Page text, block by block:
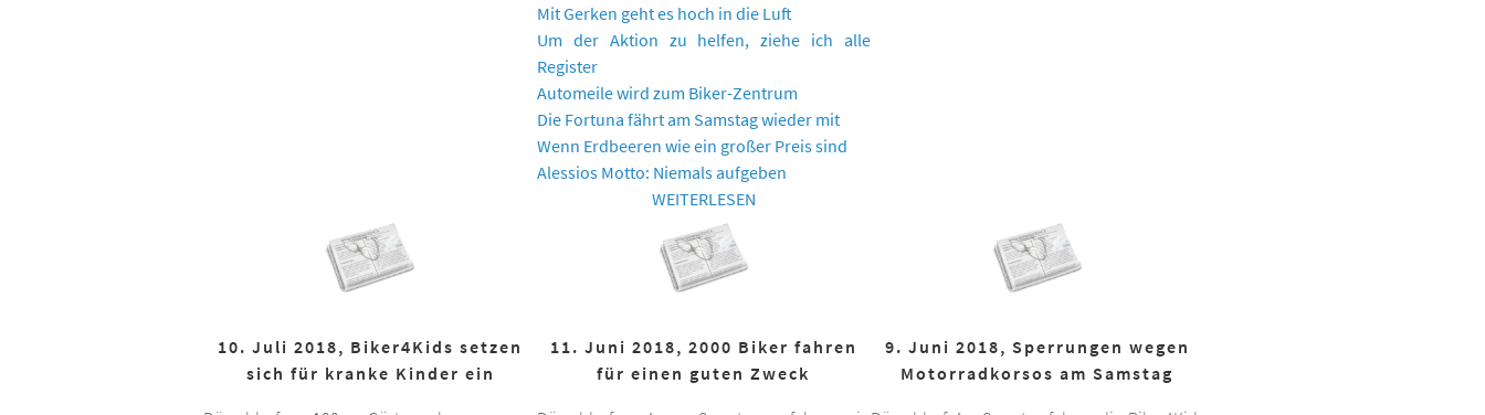
Mit Gerken geht es hoch in die Luft
Um der Aktion zu helfen, ziehe ich alle
Register
Automeile wird zum Biker-Zentrum
Die Fortuna fährt am Samstag wieder mit
Wenn Erdbeeren wie ein großer Preis sind
Alessios Motto: Niemals aufgeben
WEITERLESEN
10. Juli 2018, Biker4Kids setzen
sich für kranke Kinder ein
11. Juni 2018, 2000 Biker fahren
für einen guten Zweck
9. Juni 2018, Sperrungen wegen
Motorradkorsos am Samstag